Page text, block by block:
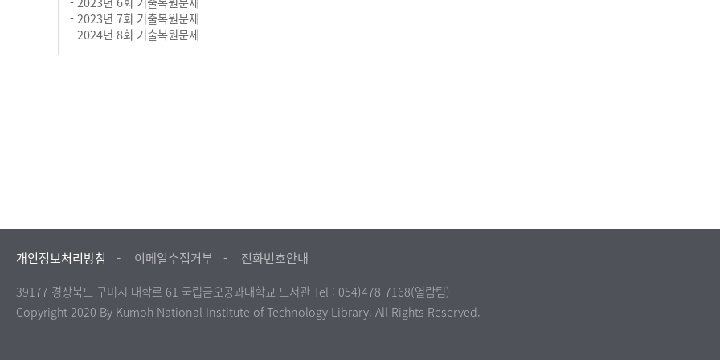
- 2023년 7회 기출복원문제
- 2024년 8회 기출복원문제
개인정보처리방침 이메일수집거부 전화번호안내
39177 경상북도 구미시 대학로 61 국립금오공과대학교 도서관 Tel : 054)478-7168(열람팀)
Copyright 2020 By Kumoh National Institute of Technology Library. All Rights Reserved.